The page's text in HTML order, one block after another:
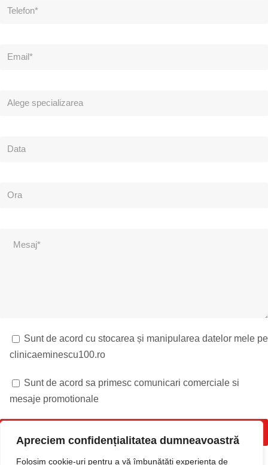
Apreciem confidențialitatea dumneavoastră
Folosim cookie-uri pentru a vă îmbunătăți experiența de
Sunt de acord cu stocarea și manipularea datelor mele pe
clinicaeminescu100.ro
Sunt de acord sa primesc comunicari comerciale si
mesaje promotionale